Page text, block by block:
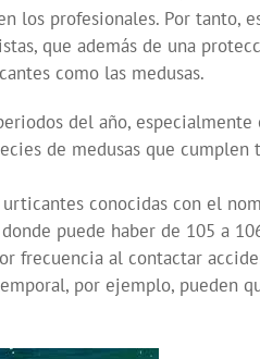
profesionales. Por tanto,
que además de una
como las medusas.
del año,
de medusas que
conocidas con el
puede haber de 105 a
frecuencia al contactar
por ejemplo, pueden